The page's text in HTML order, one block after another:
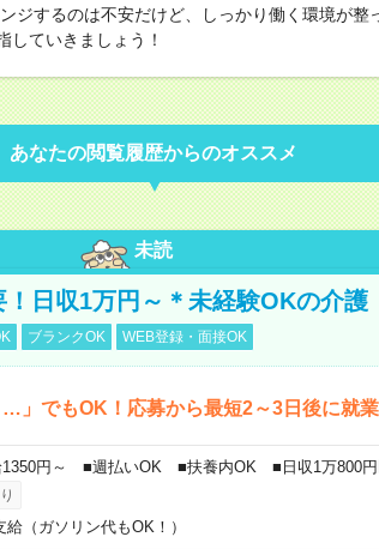
ジするのは不安だけど、しっかり働く環境が整
していきましょう！
あなたの閲覧履歴からのオススメ
未読
日収1万円～＊未経験OKの介護
ブランクOK WEB登録・面接OK
」でもOK！応募から最短2～3日後に就業
1350円～ ■週払いOK ■扶養内OK ■日収1万800円
（ガソリン代もOK！）